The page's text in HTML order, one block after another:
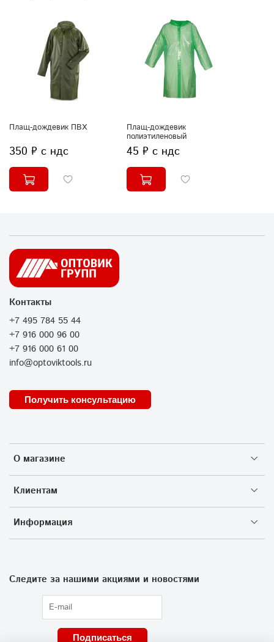
Плащ-дождевик ПВХ
350 ₽ с ндс
Плащ-дождевик
полиэтиленовый
45 ₽ с ндс
О магазине
Клиентам
Информация
Контакты
+7 495 784 55 44
+7 916 000 96 00
+7 916 000 61 00
info@optoviktools.ru
Получить консультацию
Следите за нашими акциями и новостями
Подписаться